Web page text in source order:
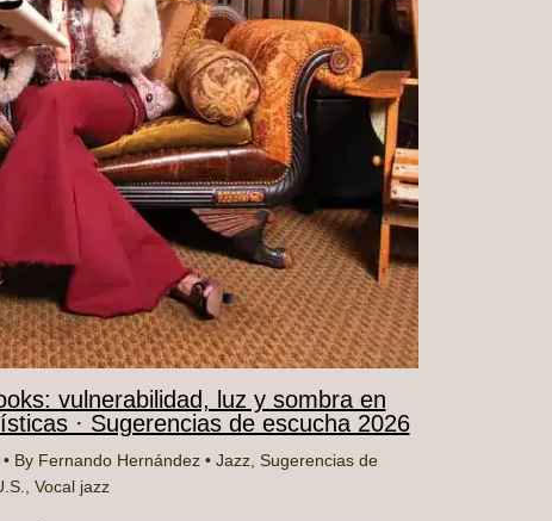
vulnerabilidad, luz y sombra en
· Sugerencias de escucha 2026
• By Fernando Hernández • Jazz, Sugerencias de
Vocal jazz